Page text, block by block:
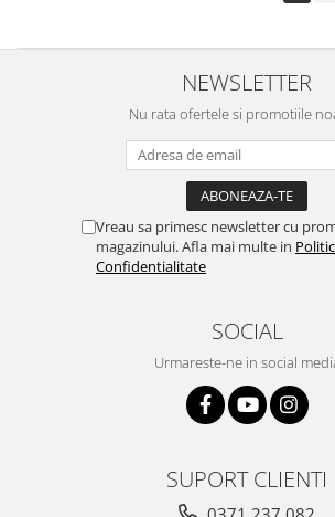
NEWSLETTER
Nu rata ofertele si promotiile
Vreau sa primesc newsletter cu
magazinului. Afla mai multe in
Confidentialitate
SOCIAL
Urmareste-ne in social
SUPORT CLIENTI